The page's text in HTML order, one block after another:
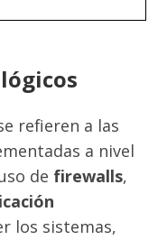
refieren a las
a nivel
de firewalls,
los sistemas,